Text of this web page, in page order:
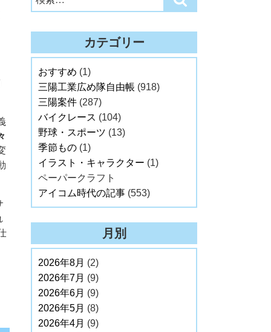
索:
索
カテゴリー
おすすめ (1)
三陽工業広め隊自由帳 (918)
三陽案件 (287)
バイクレース (104)
野球・スポーツ (13)
季節もの (1)
イラスト・キャラクター (1)
ペーパークラフト
アイコム時代の記事 (553)
月別
2026年8月 (2)
2026年7月 (9)
2026年6月 (9)
2026年5月 (8)
2026年4月 (9)